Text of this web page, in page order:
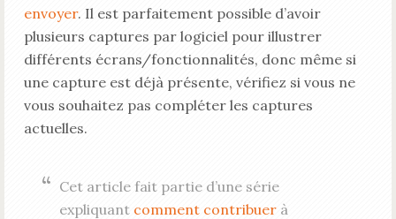
envoyer. Il est parfaitement possible d’avoir
plusieurs captures par logiciel pour illustrer
différents écrans/fonctionnalités, donc même si
une capture est déjà présente, vérifiez si vous ne
vous souhaitez pas compléter les captures
actuelles.
Cet article fait partie d’une série
expliquant comment contribuerà